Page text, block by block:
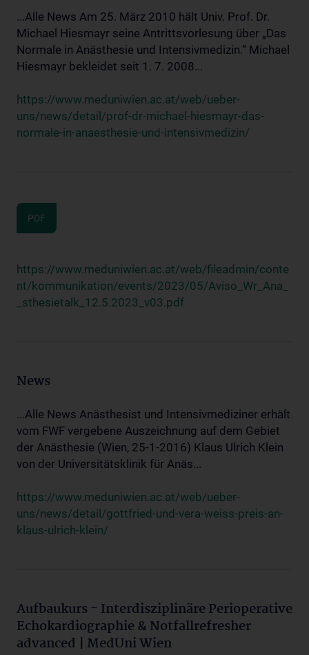
...Alle News Am 25. März 2010 hält Univ. Prof. Dr.
Michael Hiesmayr seine Antrittsvorlesung über „Das
Normale in Anästhesie und Intensivmedizin.“ Michael
Hiesmayr bekleidet seit 1. 7. 2008...
https://www.meduniwien.ac.at/web/ueber-
uns/news/detail/prof-dr-michael-hiesmayr-das-
normale-in-anaesthesie-und-intensivmedizin/
PDF
https://www.meduniwien.ac.at/web/fileadmin/conte
nt/kommunikation/events/2023/05/Aviso_Wr_Ana_
_sthesietalk_12.5.2023_v03.pdf
News
...Alle News Anästhesist und Intensivmediziner erhält
vom FWF vergebene Auszeichnung auf dem Gebiet
der Anästhesie (Wien, 25-1-2016) Klaus Ulrich Klein
von der Universitätsklinik für Anäs...
https://www.meduniwien.ac.at/web/ueber-
uns/news/detail/gottfried-und-vera-weiss-preis-an-
klaus-ulrich-klein/
Aufbaukurs - Interdisziplinäre Perioperative
Echokardiographie & Notfallrefresher
advanced | MedUni Wien